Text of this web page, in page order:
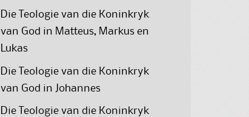
Die Teologie van die Koninkryk
van God in Matteus, Markus en
Lukas
Die Teologie van die Koninkryk
van God in Johannes
Die Teologie van die Koninkryk